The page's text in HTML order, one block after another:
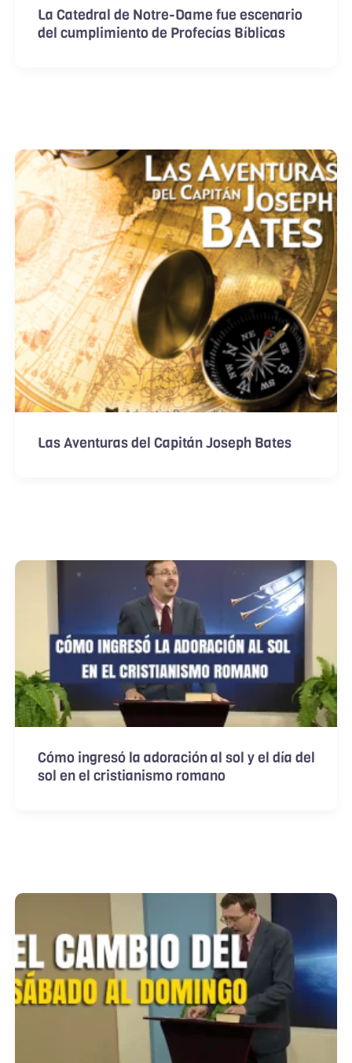
La Catedral de Notre-Dame fue escenario
del cumplimiento de Profecías Bíblicas
Las Aventuras del Capitán Joseph Bates
Cómo ingresó la adoración al sol y el día del
sol en el cristianismo romano